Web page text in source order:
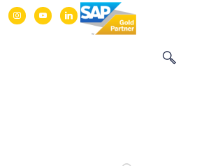
instagram
youtubelinkedin